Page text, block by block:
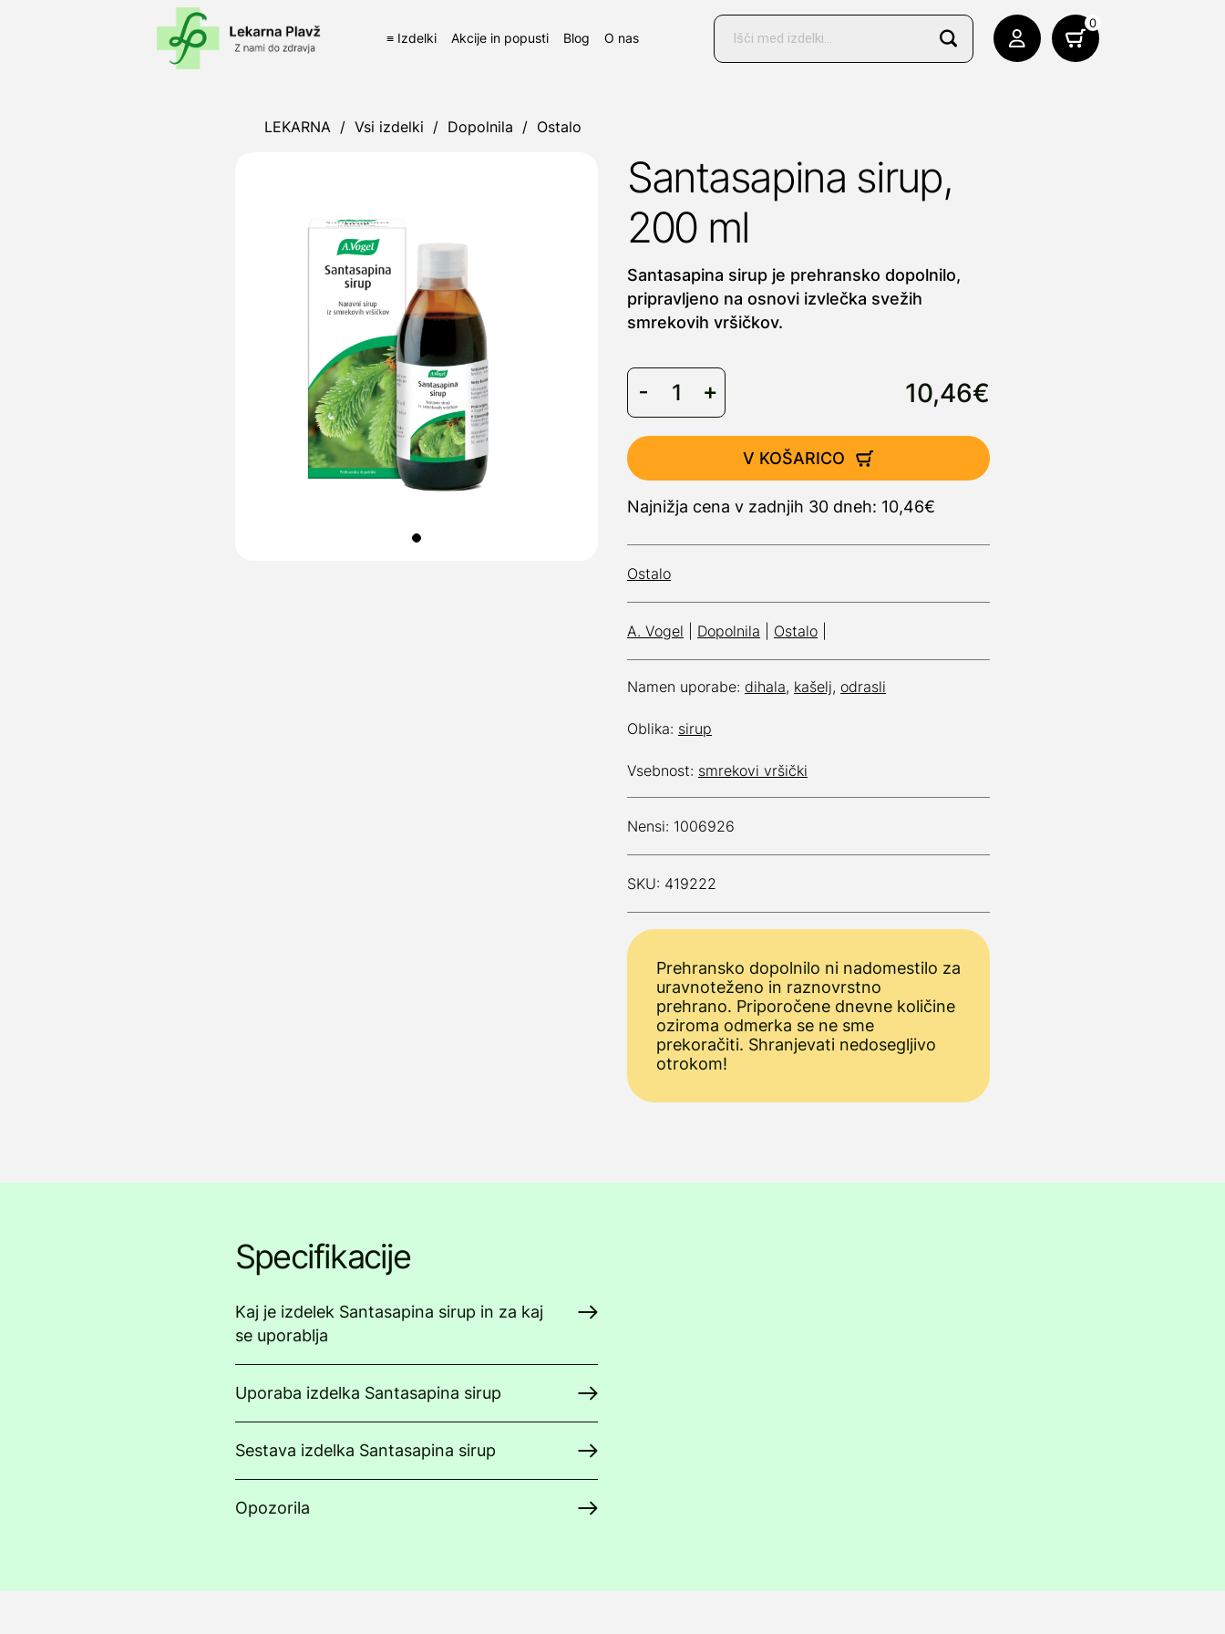
≡ Izdelki Akcije in popusti Blog O nas
Products
search
0
LEKARNA / Vsi izdelki / Dopolnila / Ostalo
Santasapina sirup,
200 ml
Santasapina sirup je prehransko dopolnilo,
pripravljeno na osnovi izvlečka svežih
smrekovih vršičkov.
10,46€
V KOŠARICO
Najnižja cena v zadnjih 30 dneh: 10,46€
Ostalo
A. Vogel Dopolnila Ostalo
Namen uporabe: dihala, kašelj, odrasli
Oblika: sirup
Vsebnost: smrekovi vršički
Nensi: 1006926
SKU: 419222
Prehransko dopolnilo ni nadomestilo za
uravnoteženo in raznovrstno
prehrano. Priporočene dnevne količine
oziroma odmerka se ne sme
prekoračiti. Shranjevati nedosegljivo
otrokom!
Specifikacije
Kaj je izdelek Santasapina sirup in za kaj
se uporablja
Uporaba izdelka Santasapina sirup
Sestava izdelka Santasapina sirup
Opozorila